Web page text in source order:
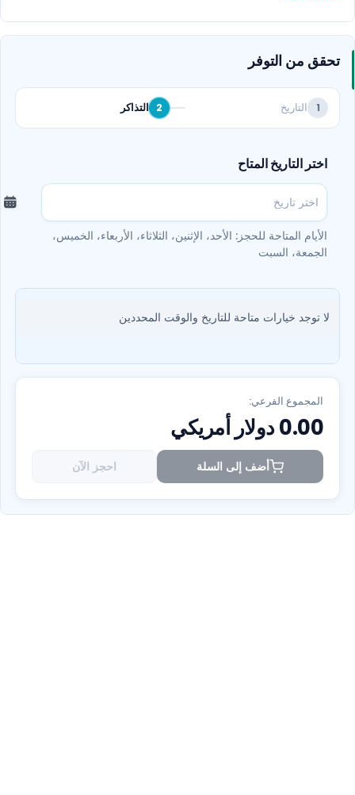
عن 18 سنة.
إلى أقصى حد بمبلغ إضافي 12 ريال سعودي.
تحقق من التوفر
1 التاريخ 2 التذاكر
اختر التاريخ المتاح
الأيام المتاحة للحجز: الأحد، الإثنين، الثلاثاء، الأربعاء، الخميس،
الجمعة، السبت
لا توجد خيارات متاحة للتاريخ والوقت المحددين
المجموع الفرعي:
0.00دولار أمريكي
أضف إلى السلة احجز الآن